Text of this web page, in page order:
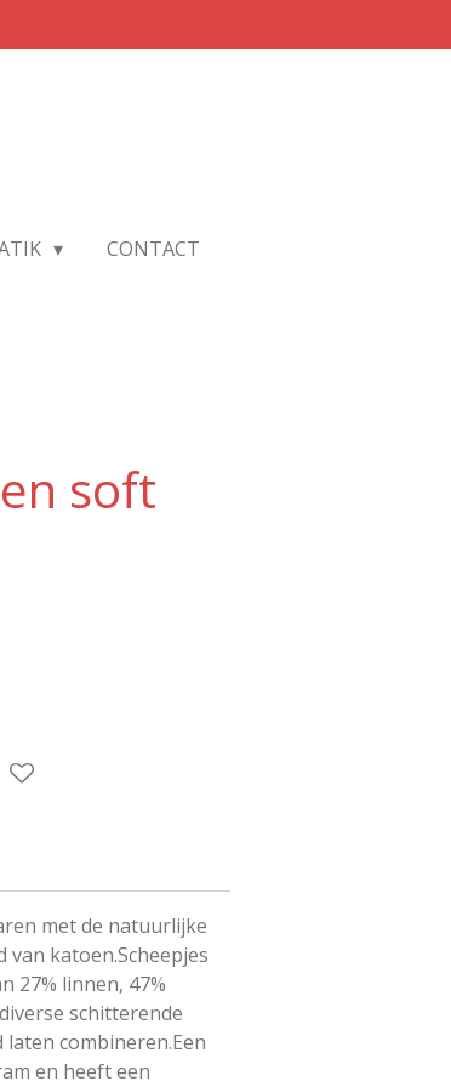
CONTACT
soft
met de natuurlijke
katoen.Scheepjes
27% linnen, 47%
schitterende
combineren.Een
en heeft een